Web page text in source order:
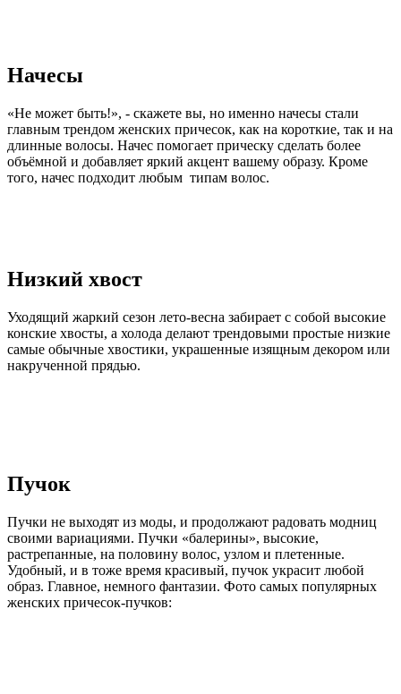
Начесы
«Не может быть!», - скажете вы, но именно начесы стали
главным трендом женских причесок, как на короткие, так и на
длинные волосы. Начес помогает прическу сделать более
объёмной и добавляет яркий акцент вашему образу. Кроме
того, начес подходит любым типам волос.
Низкий хвост
Уходящий жаркий сезон лето-весна забирает с собой высокие
конские хвосты, а холода делают трендовыми простые низкие
самые обычные хвостики, украшенные изящным декором или
накрученной прядью.
Пучок
Пучки не выходят из моды, и продолжают радовать модниц
своими вариациями. Пучки «балерины», высокие,
растрепанные, на половину волос, узлом и плетенные.
Удобный, и в тоже время красивый, пучок украсит любой
образ. Главное, немного фантазии. Фото самых популярных
женских причесок-пучков: